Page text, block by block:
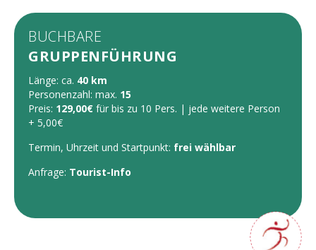
BUCHBARE
GRUPPENFÜHRUNG
Länge: ca. 40 km
Personenzahl: max. 15
Preis: 129,00€ für bis zu 10 Pers. | jede weitere Person
+ 5,00€
Termin, Uhrzeit und Startpunkt: frei wählbar
Anfrage: Tourist-Info